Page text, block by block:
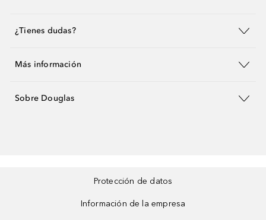
¿Tienes dudas?
Más información
Sobre Douglas
Protección de datos
Información de la empresa